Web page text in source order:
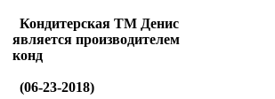
Кондитерская ТМ Денис
является производителем
конд
(06-23-2018)